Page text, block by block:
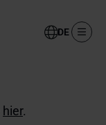
Select
hier.